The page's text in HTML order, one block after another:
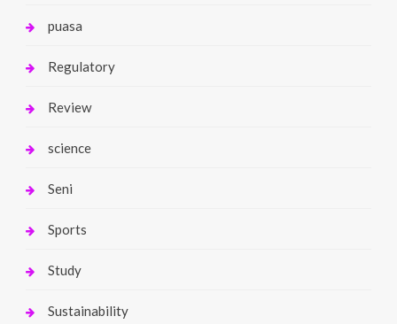
puasa
Regulatory
Review
science
Seni
Sports
Study
Sustainability